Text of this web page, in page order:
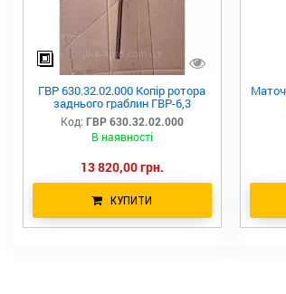
ГВР 630.32.02.000 Копір ротора
заднього граблин ГВР-6,3
Код: ГВР 630.32.02.000
В наявності
13 820,00 грн.
КУПИТИ